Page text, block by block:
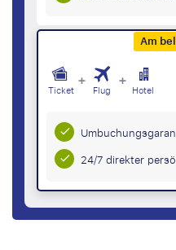
Am
Ticket + Flug + Hotel
24/7 direkter